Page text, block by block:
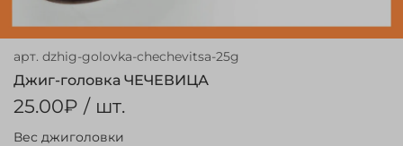
арт. dzhig-golovka-chechevitsa-25g
Джиг-головка ЧЕЧЕВИЦА
25.00₽ / шт.
Вес джиголовки